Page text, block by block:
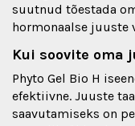
suutnud tõestada
hormonaalse juuste
Kui soovite oma
Phyto Gel Bio H
efektiivne. Juuste
saavutamiseks on